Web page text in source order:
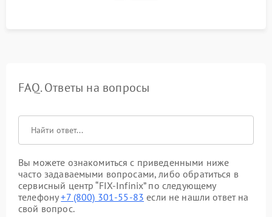
FAQ. Ответы на вопросы
Вы можете ознакомиться с приведенными ниже
часто задаваемыми вопросами, либо обратиться в
сервисный центр “FIX-Infinix” по следующему
телефону+7 (800) 301-55-83 если не нашли ответ на
свой вопрос.